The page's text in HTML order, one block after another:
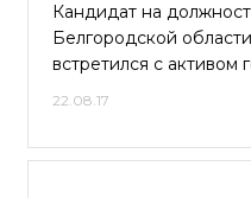
Кандидат на
Белгородской
встретился с активом
22.08.17